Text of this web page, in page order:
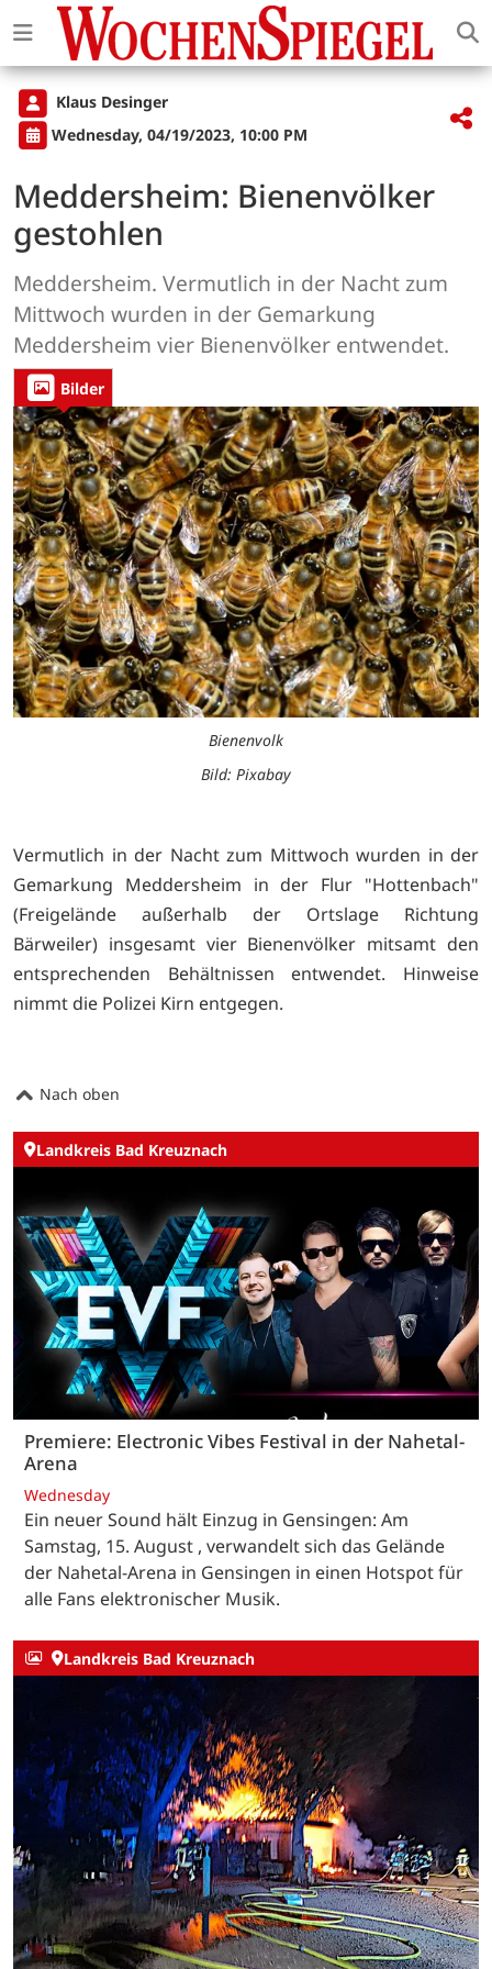
Klaus Desinger
Wednesday, 04/19/2023, 10:00 PM
Meddersheim: Bienenvölker
gestohlen
Meddersheim. Vermutlich in der Nacht zum
Mittwoch wurden in der Gemarkung
Meddersheim vier Bienenvölker entwendet.
Bilder
Bienenvolk
Bild: Pixabay
Vermutlich in der Nacht zum Mittwoch wurden in der
Gemarkung Meddersheim in der Flur "Hottenbach"
(Freigelände außerhalb der Ortslage Richtung
Bärweiler) insgesamt vier Bienenvölker mitsamt den
entsprechenden Behältnissen entwendet. Hinweise
nimmt die Polizei Kirn entgegen.
Nach oben
Landkreis Bad Kreuznach
Premiere: Electronic Vibes Festival in der Nahetal-
Arena
Wednesday
Ein neuer Sound hält Einzug in Gensingen: Am
Samstag, 15. August , verwandelt sich das Gelände
der Nahetal-Arena in Gensingen in einen Hotspot für
alle Fans elektronischer Musik.
Landkreis Bad Kreuznach